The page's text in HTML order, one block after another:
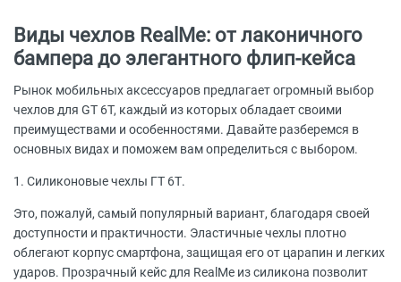
Виды чехлов RealMe: от лаконичного
бампера до элегантного флип-кейса
Рынок мобильных аксессуаров предлагает огромный выбор
чехлов для GT 6T, каждый из которых обладает своими
преимуществами и особенностями. Давайте разберемся в
основных видах и поможем вам определиться с выбором.
1. Силиконовые чехлы ГТ 6Т.
Это, пожалуй, самый популярный вариант, благодаря своей
доступности и практичности. Эластичные чехлы плотно
облегают корпус смартфона, защищая его от царапин и легких
ударов. Прозрачный кейс для RealMe из силикона позволит